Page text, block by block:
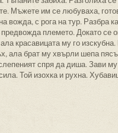
Мъжете им се любуваха,
вожда, с рога на тур. Разбра
племето. Докато се
красавицата му го
ала брат му хвърли шепа
спря да диша. Зави
Той изохка и рухна.